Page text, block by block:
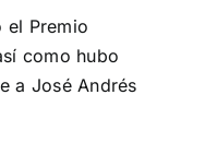
el Premio
como hubo
a José Andrés